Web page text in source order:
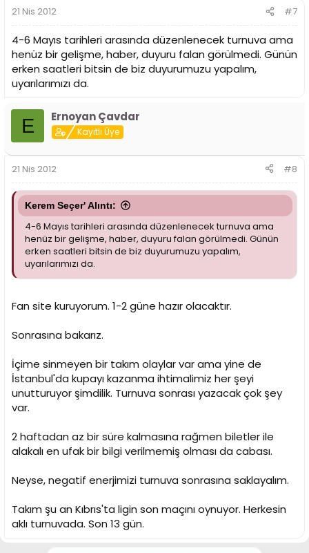
21 Nis 2012 #7
4-6 Mayıs tarihleri arasında düzenlenecek turnuva ama
henüz bir gelişme, haber, duyuru falan görülmedi. Günün
erken saatleri bitsin de biz duyurumuzu yapalım,
uyarılarımızı da.
E Ernoyan Çavdar
Kayıtlı Üye
21 Nis 2012 #8
Kerem Seçer' Alıntı:
4-6 Mayıs tarihleri arasında düzenlenecek turnuva ama
henüz bir gelişme, haber, duyuru falan görülmedi. Günün
erken saatleri bitsin de biz duyurumuzu yapalım,
uyarılarımızı da.
Fan site kuruyorum. 1-2 güne hazır olacaktır.
Sonrasına bakarız.
İçime sinmeyen bir takım olaylar var ama yine de
İstanbul'da kupayı kazanma ihtimalimiz her şeyi
unutturuyor şimdilik. Turnuva sonrası yazacak çok şey
var.
2 haftadan az bir süre kalmasına rağmen biletler ile
alakalı en ufak bir bilgi verilmemiş olması da cabası.
Neyse, negatif enerjimizi turnuva sonrasına saklayalım.
Takım şu an Kıbrıs'ta ligin son maçını oynuyor. Herkesin
aklı turnuvada. Son 13 gün.